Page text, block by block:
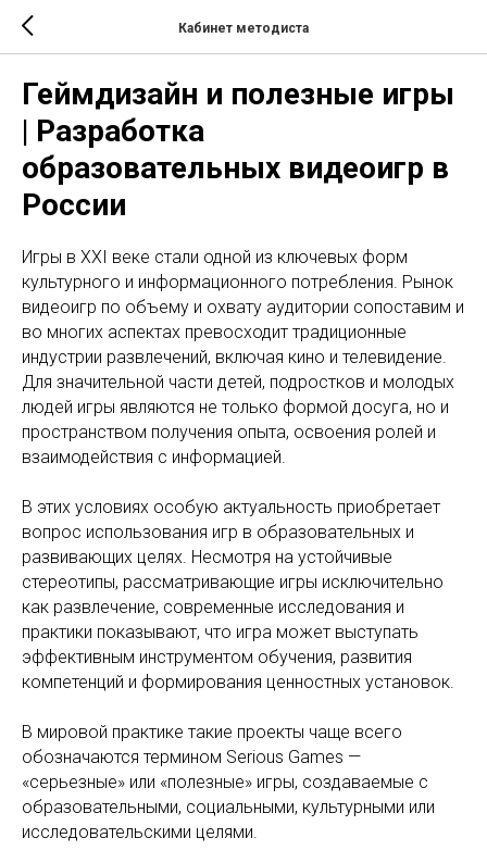
Кабинет методиста
Геймдизайн и полезные игры
| Разработка
образовательных видеоигр в
России
Игры в XXI веке стали одной из ключевых форм
культурного и информационного потребления. Рынок
видеоигр по объему и охвату аудитории сопоставим и
во многих аспектах превосходит традиционные
индустрии развлечений, включая кино и телевидение.
Для значительной части детей, подростков и молодых
людей игры являются не только формой досуга, но и
пространством получения опыта, освоения ролей и
взаимодействия с информацией.
В этих условиях особую актуальность приобретает
вопрос использования игр в образовательных и
развивающих целях. Несмотря на устойчивые
стереотипы, рассматривающие игры исключительно
как развлечение, современные исследования и
практики показывают, что игра может выступать
эффективным инструментом обучения, развития
компетенций и формирования ценностных установок.
В мировой практике такие проекты чаще всего
обозначаются термином Serious Games —
«серьезные» или «полезные» игры, создаваемые с
образовательными, социальными, культурными или
исследовательскими целями.